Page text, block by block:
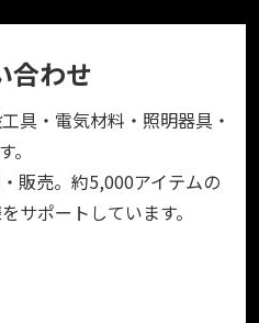
合わせ
具・電気材料・照明器具・
販売。約5,000アイテムの
サポートしています。